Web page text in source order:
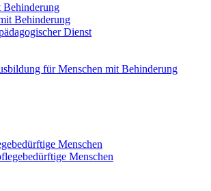
Behinderung
Behinderung
Dienst
für Menschen mit Behinderung
Menschen
Menschen